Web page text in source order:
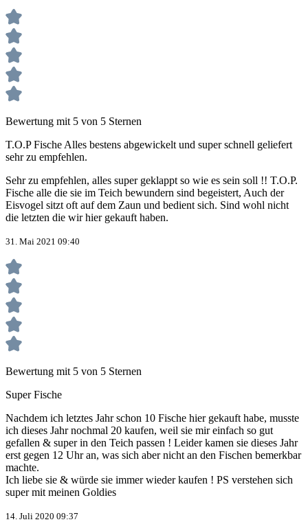
Bewertung mit 5 von 5 Sternen
T.O.P Fische Alles bestens abgewickelt und super schnell geliefert
sehr zu empfehlen.
Sehr zu empfehlen, alles super geklappt so wie es sein soll !! T.O.P.
Fische alle die sie im Teich bewundern sind begeistert, Auch der
Eisvogel sitzt oft auf dem Zaun und bedient sich. Sind wohl nicht
die letzten die wir hier gekauft haben.
31. Mai 2021 09:40
Bewertung mit 5 von 5 Sternen
Super Fische
Nachdem ich letztes Jahr schon 10 Fische hier gekauft habe, musste
ich dieses Jahr nochmal 20 kaufen, weil sie mir einfach so gut
gefallen & super in den Teich passen ! Leider kamen sie dieses Jahr
erst gegen 12 Uhr an, was sich aber nicht an den Fischen bemerkbar
machte.
Ich liebe sie & würde sie immer wieder kaufen ! PS verstehen sich
super mit meinen Goldies
14. Juli 2020 09:37